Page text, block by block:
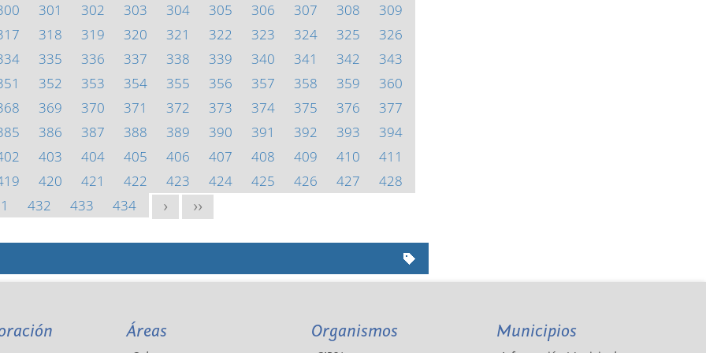
301 302 303 304 305 306 307 308
309
318 319 320 321 322 323 324 325
326
335 336 337 338 339 340 341 342
343
352 353 354 355 356 357 358 359
360
369 370 371 372 373 374 375 376
377
386 387 388 389 390 391 392 393
394
403 404 405 406 407 408 409 410
411
420 421 422 423 424 425 426 427
428
432 433 434 > >>
Áreas Organismos Municipios